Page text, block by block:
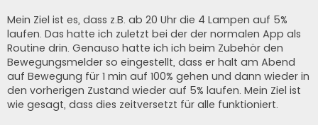
Mein Ziel ist es, dass z.B. ab 20 Uhr die 4 Lampen auf 5%
laufen. Das hatte ich zuletzt bei der der normalen App als
Routine drin. Genauso hatte ich ich beim Zubehör den
Bewegungsmelder so eingestellt, dass er halt am Abend
auf Bewegung für 1 min auf 100% gehen und dann wieder in
den vorherigen Zustand wieder auf 5% laufen. Mein Ziel ist
wie gesagt, dass dies zeitversetzt für alle funktioniert.